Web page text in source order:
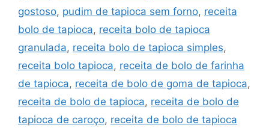
gostoso, pudim de tapioca sem forno, receita
bolo de tapioca, receita bolo de tapioca
granulada, receita bolo de tapioca simples,
receita bolo tapioca, receita de bolo de farinha
de tapioca, receita de bolo de goma de tapioca,
receita de bolo de tapioca, receita de bolo de
tapioca de caroço, receita de bolo de tapioca